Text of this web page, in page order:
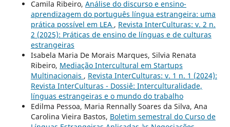
Camila Ribeiro, Análise do discurso e ensino-
aprendizagem do português língua estrangeira: uma
prática possível em LEA , Revista InterCulturas: v. 2 n.
2 (2025): Práticas de ensino de línguas e de culturas
estrangeiras
Isabela Maria De Morais Marques, Silvia Renata
Ribeiro, Mediação Intercultural em Startups
Multinacionais , Revista InterCulturas: v. 1 n. 1 (2024):
Revista InterCulturas - Dossiê: Interculturalidade,
línguas estrangeiras e o mundo do trabalho
Edilma Pessoa, Maria Rennally Soares da Silva, Ana
Carolina Vieira Bastos, Boletim semestral do Curso de